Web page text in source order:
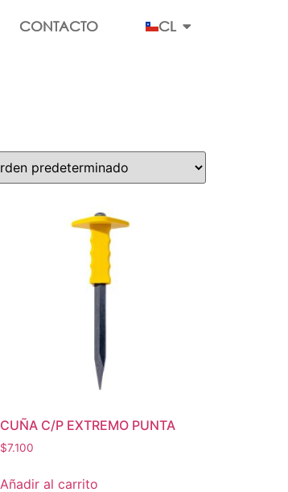
CONTACTO CL
CUÑA C/P EXTREMO PUNTA
$7.100
Añadir al carrito